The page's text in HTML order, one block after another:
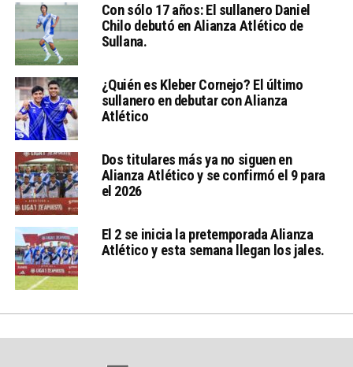
Con sólo 17 años: El sullanero Daniel
Chilo debutó en Alianza Atlético de
Sullana.
¿Quién es Kleber Cornejo? El último
sullanero en debutar con Alianza
Atlético
Dos titulares más ya no siguen en
Alianza Atlético y se confirmó el 9 para
el 2026
El 2 se inicia la pretemporada Alianza
Atlético y esta semana llegan los jales.